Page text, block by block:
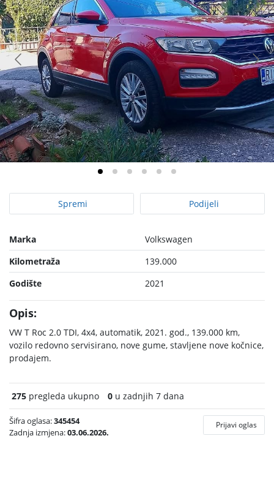
Spremi Podijeli
Marka
Volkswagen
Kilometraža
139.000
Godište
2021
Opis:
VW T Roc 2.0 TDI, 4x4, automatik, 2021. god., 139.000 km,
vozilo redovno servisirano, nove gume, stavljene nove kočnice,
prodajem.
275 pregleda ukupno 0 u zadnjih 7 dana
Šifra oglasa:345454
Zadnja izmjena:03.06.2026.
Prijavi oglas